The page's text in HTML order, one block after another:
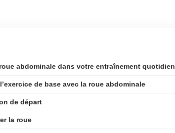
abdominale dans votre entraînement quotidien
de base avec la roue abdominale
de départ
la roue